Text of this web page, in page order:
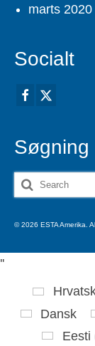
marts 2020
Socialt
Søgning
Search
© 2026 ESTA Amerika.
''
Dansk
Eesti